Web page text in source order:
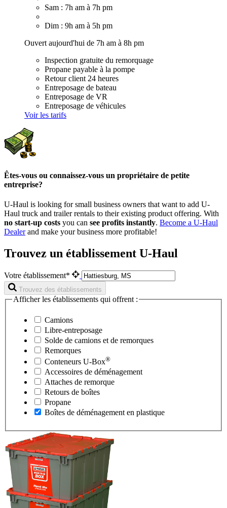
Sam : 7h am à 7h pm
Dim : 9h am à 5h pm
Ouvert aujourd'hui de 7h am à 8h pm
Inspection gratuite du remorquage
Propane payable à la pompe
Retour client 24 heures
Entreposage de bateau
Entreposage de VR
Entreposage de véhicules
Voir les tarifs
Êtes-vous ou connaissez-vous un propriétaire de petite
entreprise?
U-Haul is looking for small business owners that want to add U-
Haul truck and trailer rentals to their existing product offering. With
no start-up costs you can see profits instantly. Become a U-Haul
Dealerand make your business more profitable!
Trouvez un établissement U-Haul
Votre établissement*
Trouvez des établissements
Afficher les établissements qui offrent :
Camions
Libre-entreposage
Solde de camions et de remorques
Remorques
Conteneurs U-Box®
Accessoires de déménagement
Attaches de remorque
Retours de boîtes
Propane
Boîtes de déménagement en plastique